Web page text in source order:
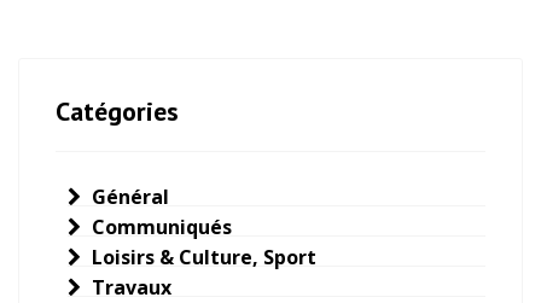
Catégories
Général
Communiqués
Loisirs & Culture, Sport
Travaux